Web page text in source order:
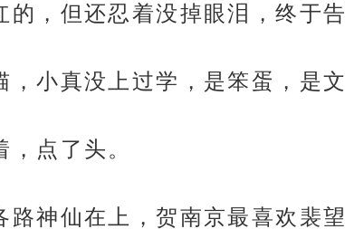
的，但还忍着没掉眼泪，终于
，小真没上过学，是笨蛋，是
点了头。
路神仙在上，贺南京最喜欢裴